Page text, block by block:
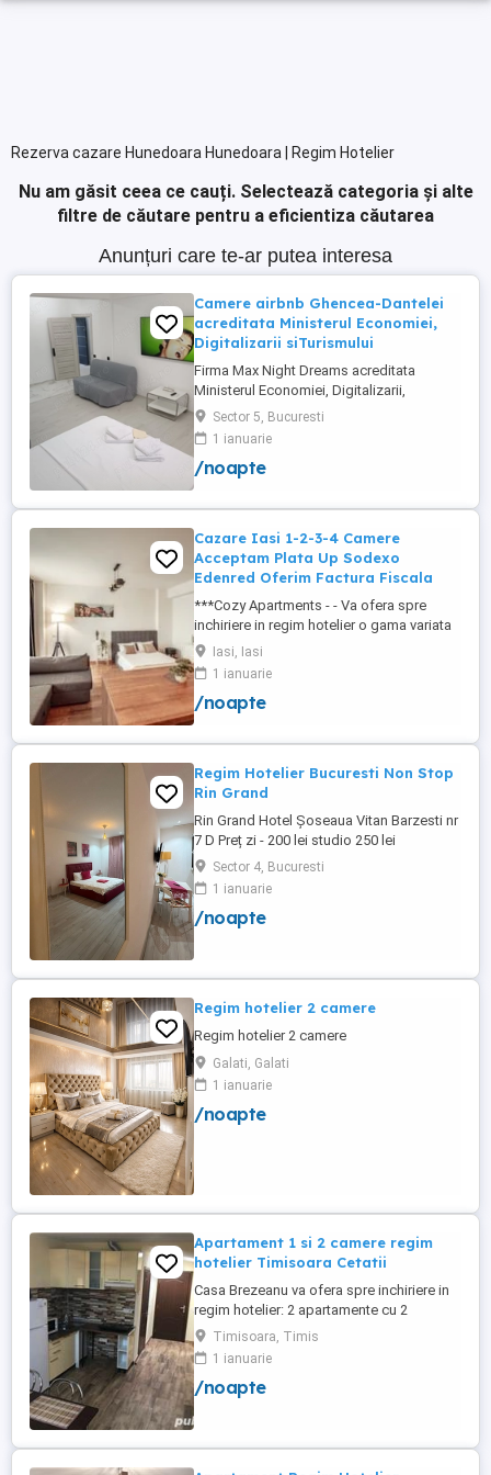
Rezerva cazare Hunedoara Hunedoara | Regim Hotelier
Nu am găsit ceea ce cauți. Selectează categoria și alte
filtre de căutare pentru a eficientiza căutarea
Anunțuri care te-ar putea interesa
Camere airbnb Ghencea-Dantelei
acreditata Ministerul Economiei,
Digitalizarii siTurismului
Firma Max Night Dreams acreditata
Ministerul Economiei, Digitalizarii,
Antreprenoriatului si Turismului închiriază
in regim hotelier in zona Drumul Taberei -
Ghencea diferite tipuri de camere Camera
single cu o suprafață totală de 16mp
cu o suprafață totală de ...
Sector 5, Bucuresti
1 ianuarie
/noapte
Cazare Iasi 1-2-3-4 Camere
Acceptam Plata Up Sodexo
Edenred Oferim Factura Fiscala
***Cozy Apartments - - Va ofera spre
inchiriere in regim hotelier o gama variata
de apartamente si garsoniere situate in
puncte cheie ale orasului doar in
complexe rezidentiale noi: *Zona Palas
Mall - Centru - Complex Lazar Residence;
Residence; *Zona Palas Mall - ...
Iasi, Iasi
1 ianuarie
/noapte
Regim Hotelier Bucuresti Non Stop
Rin Grand
Rin Grand Hotel Șoseaua Vitan Barzesti nr
7 D Preț zi - 200 lei studio 250 lei
apartament
Sector 4, Bucuresti
1 ianuarie
/noapte
Regim hotelier 2 camere
Regim hotelier 2 camere
Galati, Galati
1 ianuarie
/noapte
Apartament 1 si 2 camere regim
hotelier Timisoara Cetatii
Casa Brezeanu va ofera spre inchiriere in
regim hotelier: 2 apartamente cu 2
dormitoare, baie si bucatarie proprie. (4
locuri cazare in fiecare apartament) 1
apartament cu 1 dormitor, baie si
bucatarie proprie. (3 locuri cazare) Fiecare
Timisoara, Timis
1 ianuarie
/noapte